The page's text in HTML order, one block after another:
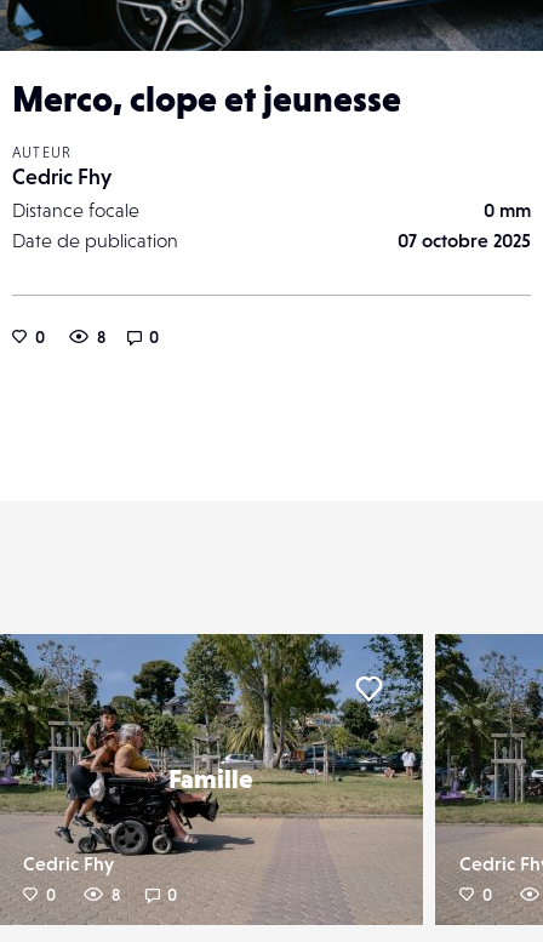
Merco, clope et jeunesse
AUTEUR
Cedric Fhy
Distance focale
0 mm
Date de publication
07 octobre 2025
0 8 0
Famille
Cedric Fhy
0 8 0
Liker
Cedric
0